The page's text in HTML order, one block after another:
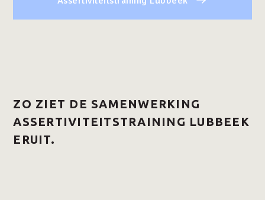
ZO ZIET DE SAMENWERKING
ASSERTIVITEITSTRAINING LUBBEEK
ERUIT.